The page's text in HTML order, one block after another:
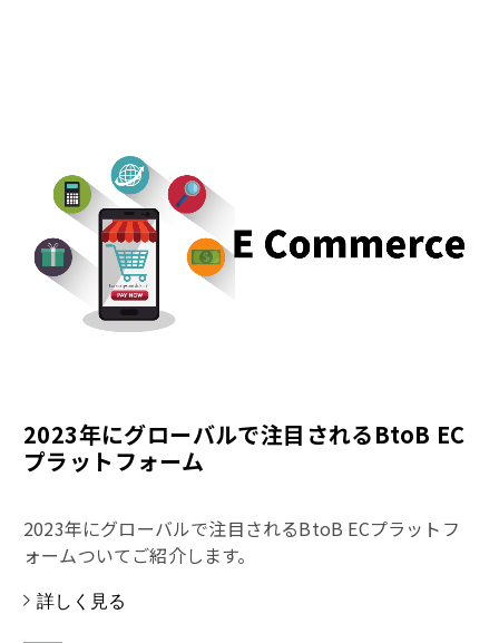
2023年にグローバルで注目されるBtoB EC
プラットフォーム
2023年にグローバルで注目されるBtoB ECプラットフ
ォームついてご紹介します。
詳しく見る